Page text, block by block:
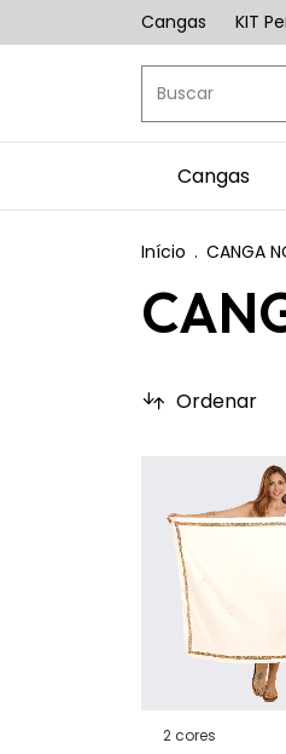
Cangas KIT
Cangas
Início . CANGA
Ordenar
2 cores